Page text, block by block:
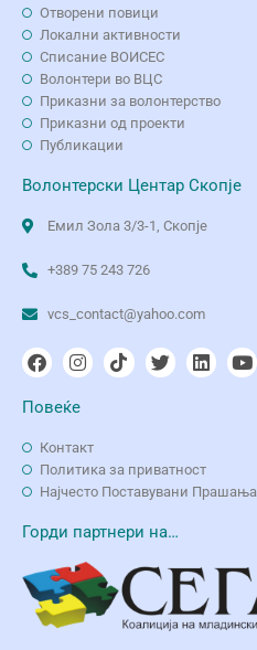
Отворени повици
Локални активности
Списание ВОИСЕС
Волонтери во ВЦС
Приказни за волонтерство
Приказни од проекти
Публикации
Волонтерски Центар Скопје
Емил Зола 3/3-1, Скопје
+389 75 243 726
vcs_contact@yahoo.com
Повеќе
Контакт
Политика за приватност
Најчесто Поставувани Прашања
Горди партнери на…